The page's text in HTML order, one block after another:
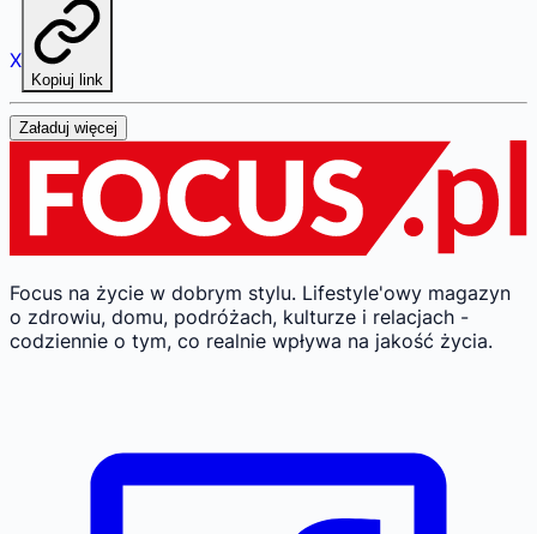
X
Kopiuj link
Załaduj więcej
Focus na życie w dobrym stylu. Lifestyle'owy magazyn
o zdrowiu, domu, podróżach, kulturze i relacjach -
codziennie o tym, co realnie wpływa na jakość życia.